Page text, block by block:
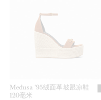
Medusa '95绒面革坡跟凉鞋
120毫米